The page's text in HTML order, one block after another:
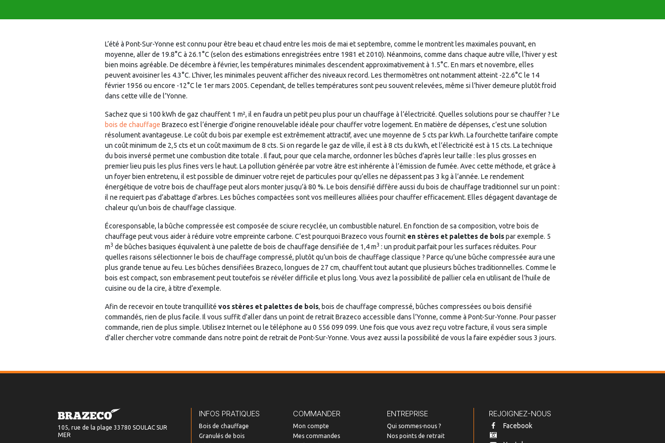
L’été à Pont-Sur-Yonne est connu pour être beau et chaud entre les mois de mai et septembre, comme le montrent les maximales pouvant, en
moyenne, aller de 19.8°C à 26.1°C (selon des estimations enregistrées entre 1981 et 2010). Néanmoins, comme dans chaque autre ville, l’hiver y est
bien moins agréable. De décembre à février, les températures minimales descendent approximativement à 1.5°C. En mars et novembre, elles
peuvent avoisiner les 4.3°C. L’hiver, les minimales peuvent afficher des niveaux record. Les thermomètres ont notamment atteint -22.6°C le 14
février 1956 ou encore -12°C le 1er mars 2005. Cependant, de telles températures sont peu souvent relevées, même si l’hiver demeure plutôt froid
dans cette ville de l’Yonne.
Sachez que si 100 kWh de gaz chauffent 1 m², il en faudra un petit peu plus pour un chauffage à l’électricité. Quelles solutions pour se chauffer ? Le
bois de chauffage Brazeco est l’énergie d’origine renouvelable idéale pour chauffer votre logement. En matière de dépenses, c’est une solution
résolument avantageuse. Le coût du bois par exemple est extrêmement attractif, avec une moyenne de 5 cts par kWh. La fourchette tarifaire compte
un coût minimum de 2,5 cts et un coût maximum de 8 cts. Si on regarde le gaz de ville, il est à 8 cts du kWh, et l’électricité est à 15 cts. La technique
du bois inversé permet une combustion dite totale . Il faut, pour que cela marche, ordonner les bûches d’après leur taille : les plus grosses en
premier lieu puis les plus fines vers le haut. La pollution générée par votre âtre est inhérente à l’émission de fumée. Avec cette méthode, et grâce à
un foyer bien entretenu, il est possible de diminuer votre rejet de particules pour qu’elles ne dépassent pas 3 kg à l’année. Le rendement
énergétique de votre bois de chauffage peut alors monter jusqu’à 80 %. Le bois densifié diffère aussi du bois de chauffage traditionnel sur un point :
il ne requiert pas d’abattage d’arbres. Les bûches compactées sont vos meilleures alliées pour chauffer efficacement. Elles dégagent davantage de
chaleur qu’un bois de chauffage classique.
Écoresponsable, la bûche compressée est composée de sciure recyclée, un combustible naturel. En fonction de sa composition, votre bois de
chauffage peut vous aider à réduire votre empreinte carbone. C’est pourquoi Brazeco vous fournit en stères et palettes de boispar exemple. 5
m3 de bûches basiques équivalent à une palette de bois de chauffage densifiée de 1,4 m3 : un produit parfait pour les surfaces réduites. Pour
quelles raisons sélectionner le bois de chauffage compressé, plutôt qu’un bois de chauffage classique ? Parce qu’une bûche compressée aura une
plus grande tenue au feu. Les bûches densifiées Brazeco, longues de 27 cm, chauffent tout autant que plusieurs bûches traditionnelles. Comme le
bois est compact, son embrasement peut toutefois se révéler difficile et plus long. Vous avez la possibilité de pallier cela en utilisant de l’huile de
cuisine ou de la cire, à titre d’exemple.
Afin de recevoir en toute tranquillité vos stères et palettes de bois, bois de chauffage compressé, bûches compressées ou bois densifié
commandés, rien de plus facile. Il vous suffit d’aller dans un point de retrait Brazeco accessible dans l’Yonne, comme à Pont-Sur-Yonne. Pour passer
commande, rien de plus simple. Utilisez Internet ou le téléphone au 0 556 099 099. Une fois que vous avez reçu votre facture, il vous sera simple
d’aller chercher votre commande dans notre point de retrait de Pont-Sur-Yonne. Vous avez aussi la possibilité de vous la faire expédier sous 3 jours.
105, rue de la plage 33780 SOULAC SUR
MER
INFOS PRATIQUES
Bois de chauffage
Granulés de bois
COMMANDER
Mon compte
Mes commandes
ENTREPRISE
Qui sommes-nous ?
Nos points de retrait
REJOIGNEZ-NOUS
Facebook